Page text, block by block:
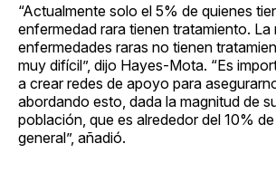
“Actualmente solo el 5% de quienes
enfermedad rara tienen tratamiento. La
enfermedades raras no tienen
muy difícil”, dijo Hayes-Mota. “Es
a crear redes de apoyo para
abordando esto, dada la magnitud de
población, que es alrededor del 10%
general”, añadió.